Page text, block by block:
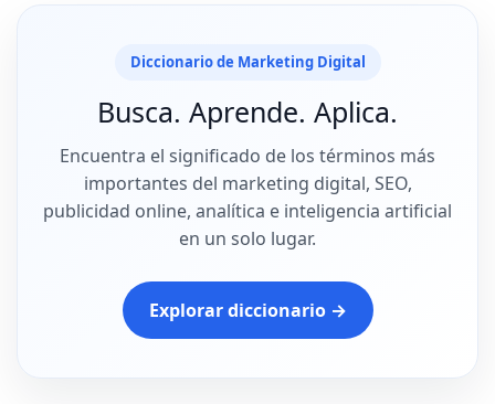
Diccionario de Marketing Digital
Busca. Aprende. Aplica.
Encuentra el significado de los términos más
importantes del marketing digital, SEO,
publicidad online, analítica e inteligencia artificial
en un solo lugar.
Explorar diccionario →